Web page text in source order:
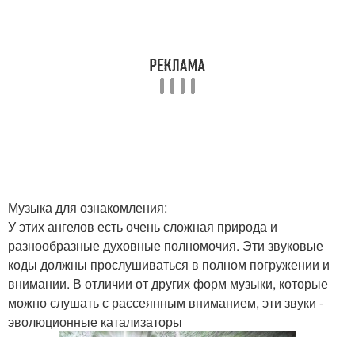
Музыка для ознакомления:
У этих ангелов есть очень сложная природа и
разнообразные духовные полномочия. Эти звуковые
коды должны прослушиваться в полном погружении и
внимании. В отличии от других форм музыки, которые
можно слушать с рассеянным вниманием, эти звуки -
эволюционные катализаторы